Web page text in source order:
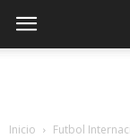
Inicio Futbol